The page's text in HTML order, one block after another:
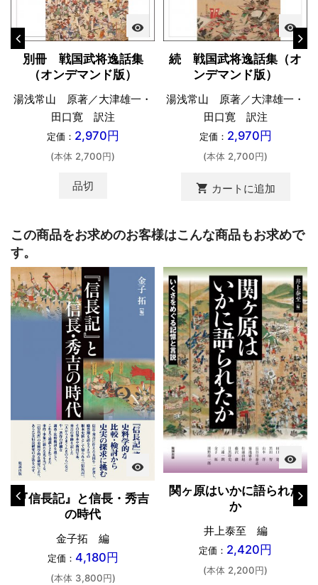
visibility
別冊 戦国武将逸話集
（オンデマンド版）
湯浅常山 原著／大津雄一・
田口寛 訳注
定価： 2,970円
(本体 2,700円)
品切
visibility
続 戦国武将逸話集（オ
ンデマンド版）
湯浅常山 原著／大津雄一・
田口寛 訳注
定価： 2,970円
(本体 2,700円)
shopping_cart カートに追加
この商品をお求めのお客様はこんな商品もお求めで
す。
visibility
『信長記』と信長・秀吉
の時代
金子拓 編
定価： 4,180円
(本体 3,800円)
visibility
関ヶ原はいかに語られた
か
井上泰至 編
定価： 2,420円
(本体 2,200円)